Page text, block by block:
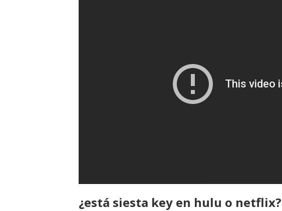
¿está siesta key en hulu o netflix?